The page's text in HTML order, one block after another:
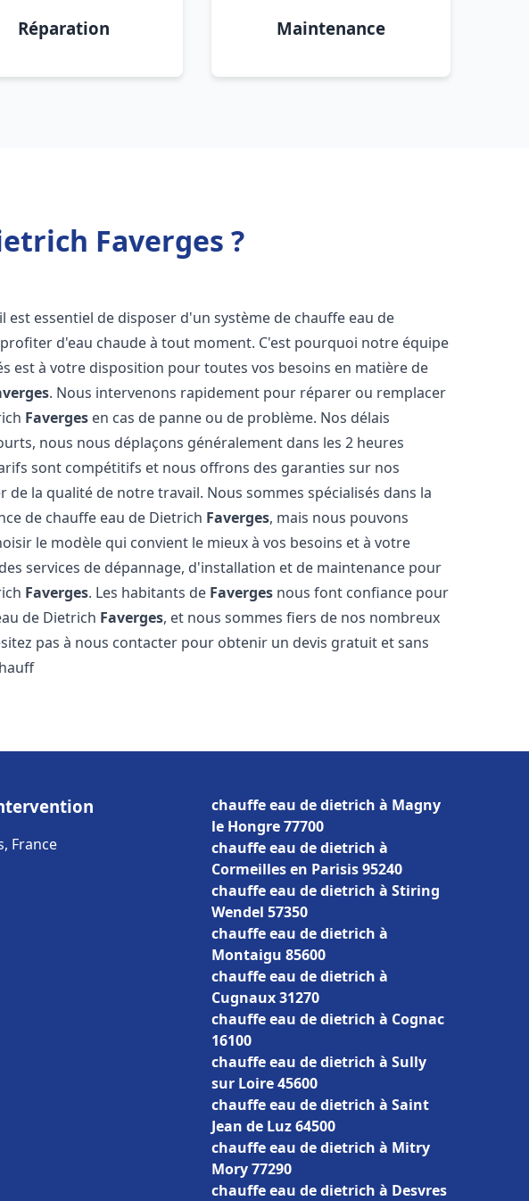
Réparation Maintenance
Faverges ?
est essentiel de disposer d'un système de chauffe eau de
d'eau chaude à tout moment. C'est pourquoi notre équipe
est à votre disposition pour toutes vos besoins en matière de
. Nous intervenons rapidement pour réparer ou remplacer
Faverges en cas de panne ou de problème. Nos délais
nous nous déplaçons généralement dans les 2 heures
sont compétitifs et nous offrons des garanties sur nos
de la qualité de notre travail. Nous sommes spécialisés dans la
de chauffe eau de Dietrich Faverges, mais nous pouvons
le modèle qui convient le mieux à vos besoins et à votre
services de dépannage, d'installation et de maintenance pour
Faverges. Les habitants de Faverges nous font confiance pour
de Dietrich Faverges, et nous sommes fiers de nos nombreux
pas à nous contacter pour obtenir un devis gratuit et sans
France
chauffe eau de dietrich à Magny
le Hongre 77700
chauffe eau de dietrich à
Cormeilles en Parisis 95240
chauffe eau de dietrich à Stiring
Wendel 57350
chauffe eau de dietrich à
Montaigu 85600
chauffe eau de dietrich à
Cugnaux 31270
chauffe eau de dietrich à Cognac
16100
chauffe eau de dietrich à Sully
sur Loire 45600
chauffe eau de dietrich à Saint
Jean de Luz 64500
chauffe eau de dietrich à Mitry
Mory 77290
chauffe eau de dietrich à Desvres